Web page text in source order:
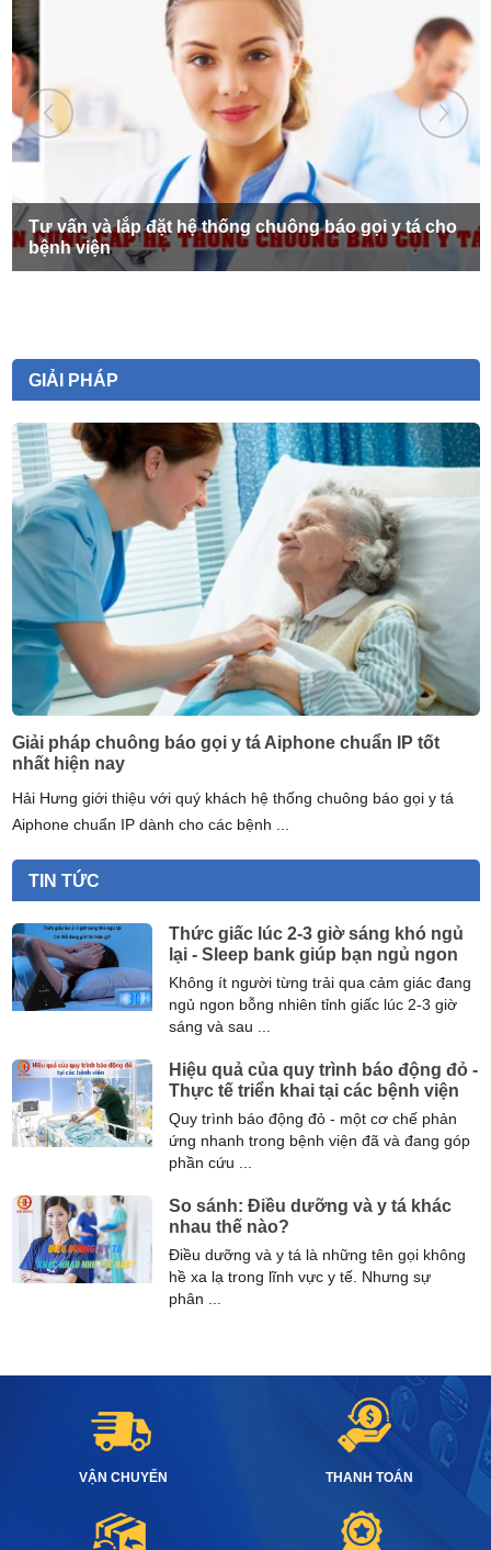
Tư vấn và lắp đặt hệ thống chuông báo gọi y tá cho
bệnh viện
GIẢI PHÁP
Giải pháp quản lý bệnh nhân cho bệnh viện trong mùa
dịch Covid-19
Hiện này dịch bệnh Covid 19 đang ngày càng gia tăng tại nước ta,
đặc biệt tại 1 số tụ điểm ...
TIN TỨC
Thức giấc lúc 2-3 giờ sáng khó ngủ
lại - Sleep bank giúp bạn ngủ ngon
Không ít người từng trải qua cảm giác đang
ngủ ngon bỗng nhiên tỉnh giấc lúc 2-3 giờ
sáng và sau ...
Hiệu quả của quy trình báo động đỏ -
Thực tế triển khai tại các bệnh viện
Quy trình báo động đỏ - một cơ chế phản
ứng nhanh trong bệnh viện đã và đang góp
phần cứu ...
So sánh: Điều dưỡng và y tá khác
nhau thế nào?
Điều dưỡng và y tá là những tên gọi không
hề xa lạ trong lĩnh vực y tế. Nhưng sự
phân ...
VẬN CHUYỂN THANH TOÁN